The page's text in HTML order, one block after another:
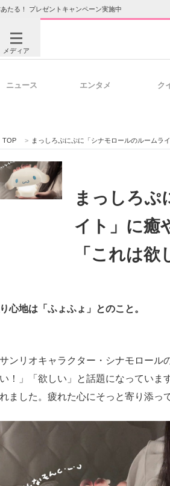
たる！ プレゼントキャンペーン実施中
メディア
ビジネスと働き方のヒント
ITエンジニア向け専門サイト 企業向
ニュース エンタメ ク
TOP > まっしろぷにぷに「シナモロールのルームラ
まっしろぷ
イト」に癒
「これは欲
心地は「ふょふょ」とのこと。
ンリオキャラクター・シナモロール
！」「欲しい」と話題になっていま
ました。疲れた心にそっと寄り添っ